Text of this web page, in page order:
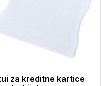
za kreditne kartice